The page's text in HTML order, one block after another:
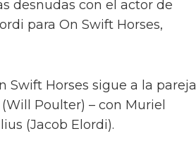
desnudas con el actor de
para On Swift Horses,
Swift Horses sigue a la pareja
Poulter) – con Muriel
(Jacob Elordi).